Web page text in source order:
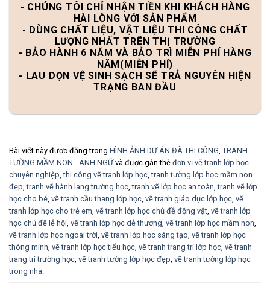
- CHÚNG TÔI CHỈ NHẬN TIỀN KHI KHÁCH HÀNG
HÀI LÒNG VỚI SẢN PHẨM
- DÙNG CHẤT LIỆU, VẬT LIỆU THI CÔNG CHẤT
LƯỢNG NHẤT TRÊN THỊ TRƯỜNG
- BẢO HÀNH 6 NĂM VÀ BẢO TRÌ MIỄN PHÍ HÀNG
NĂM(MIỄN PHÍ)
- LAU DỌN VỆ SINH SẠCH SẼ TRẢ NGUYÊN HIỆN
TRẠNG BAN ĐẦU
Bài viết này được đăng trong HÌNH ẢNH DỰ ÁN ĐÃ THI CÔNG, TRANH
TƯỜNG MẦM NON - ANH NGỮvà được gắn thẻ đơn vị vẽ tranh lớp học
chuyên nghiệp,thi công vẽ tranh lớp học,tranh tường lớp học mầm non
đẹp,tranh vẽ hành lang trường học,tranh vẽ lớp học an toàn,tranh vẽ lớp
học cho bé, vẽ tranh cầu thang lớp học, vẽ tranh giáo dục lớp học, vẽ
tranh lớp học cho trẻ em, vẽ tranh lớp học chủ đề động vật, vẽ tranh lớp
học chủ đề lễ hội, vẽ tranh lớp học dễ thương, vẽ tranh lớp học mầm non,
vẽ tranh lớp học ngoài trời, vẽ tranh lớp học sáng tạo, vẽ tranh lớp học
thông minh, vẽ tranh lớp học tiểu học, vẽ tranh trang trí lớp học, vẽ tranh
trang trí trường học, vẽ tranh tường lớp học đẹp, vẽ tranh tường lớp học
trong nhà.